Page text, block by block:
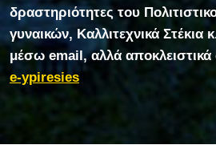
δραστηριότητες του
γυναικών, Καλλιτεχνικά Στέκια
μέσω email, αλλά
e-ypiresies